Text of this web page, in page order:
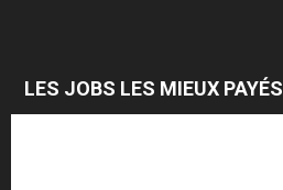
LES JOBS LES MIEUX PAYÉS